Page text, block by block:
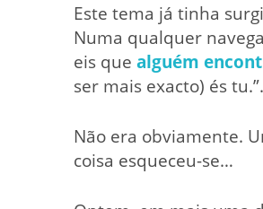
Este tema já tinha
Numa qualquer
eis que alguém
ser mais exacto) és tu.”.
Não era obviamente.
coisa esqueceu-se…